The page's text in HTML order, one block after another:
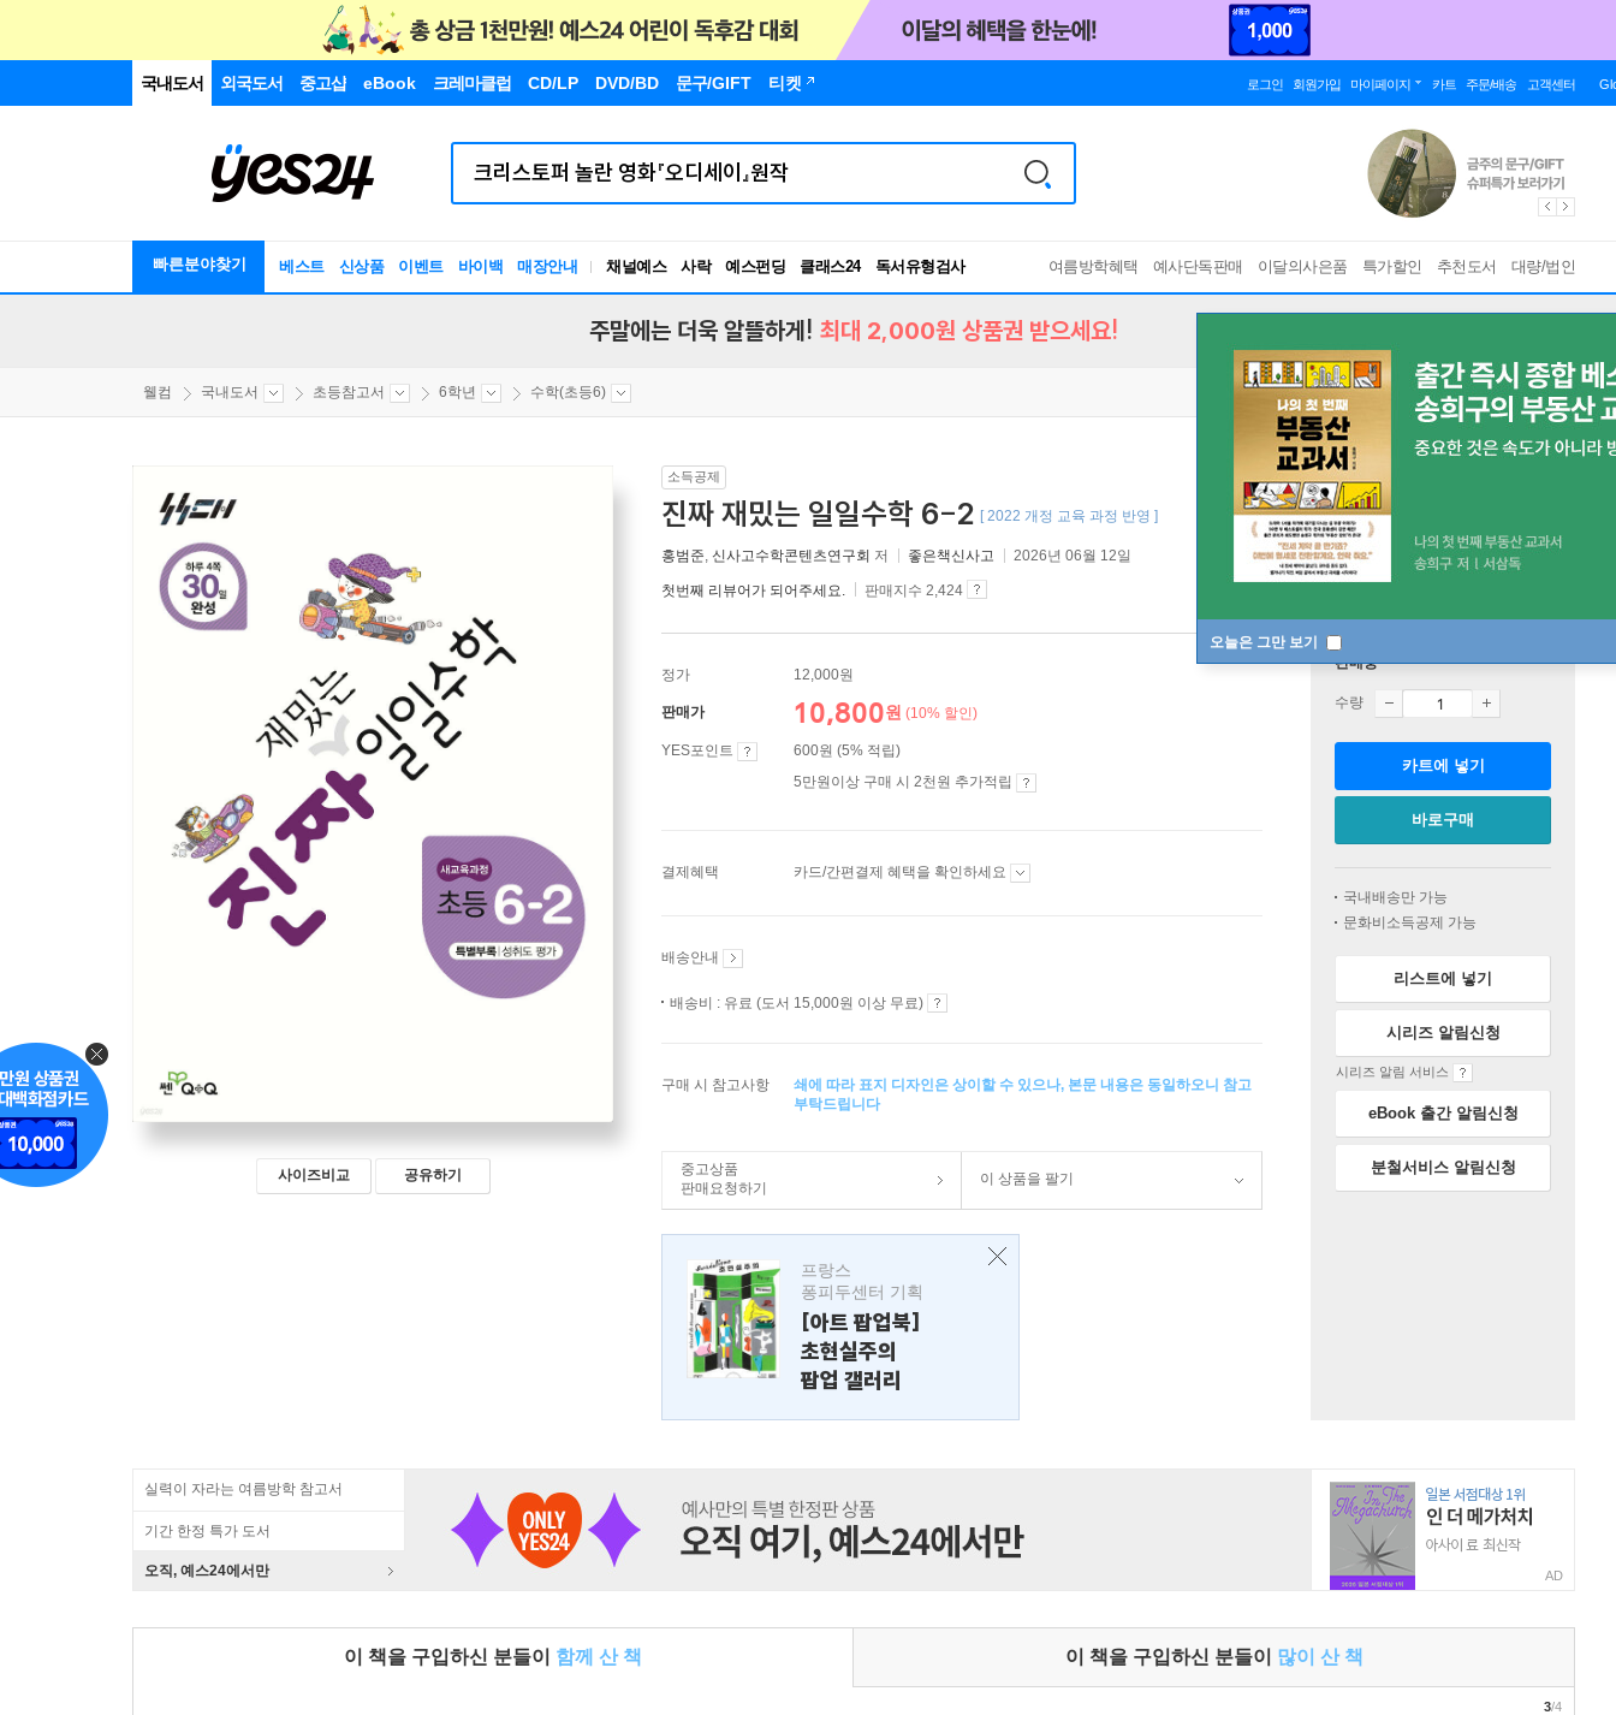
국내도서 외국도서 중고샵 eBook 크레마클럽 CD/LP DVD/BD 문구/GIFT 티켓 로그인 회원가입 마이페이지 카트 주문/배송 고객센터
빠른분야찾기 베스트 신상품 이벤트 바이백 매장안내 채널예스 사락 예스펀딩 클래스24
RBTI Lab
독서유형검사
여름방학혜택 예사단독판매 이달의사은품 특가할인 추천도서 대량/법인
오늘은 그만 보기
주말에는 더욱 알뜰하게! 최대 2,000원 상품권 받으세요!
웰컴 국내도서 초등참고서 6학년 수학(초등6)
사이즈비교 공유하기
소득공제
진짜 재밌는 일일수학 6-2 [ 2022 개정 교육 과정 반영 ]
홍범준, 신사고수학콘텐츠연구회 저 좋은책신사고 2026년 06월 12일
첫번째 리뷰어가 되어주세요. 판매지수 2,424
정가 12,000원
판매가 10,800원 (10% 할인)
YES포인트
600원 (5% 적립)
5만원이상 구매 시 2천원 추가적립
결제혜택 카드/간편결제 혜택을 확인하세요
배송안내
배송비 : 유료 (도서 15,000원 이상 무료)
구매 시 참고사항
쇄에 따라 표지 디자인은 상이할 수 있으나, 본문 내용은 동일하오니 참고
부탁드립니다
중고상품
판매요청하기
이 상품을 팔기
프랑스
퐁피두센터 기획
[아트 팝업북]
초현실주의
팝업 갤러리
판매중
수량
카트에 넣기
바로구매
국내배송만 가능
문화비소득공제 가능
리스트에 넣기
시리즈 알림신청
시리즈 알림 서비스
eBook 출간 알림신청
분철서비스 알림신청
실력이 자라는 여름방학 참고서
기간 한정 특가 도서
오직, 예스24에서만 AD
이 책을 구입하신 분들이 함께 산 책 이 책을 구입하신 분들이 많이 산 책
3/4